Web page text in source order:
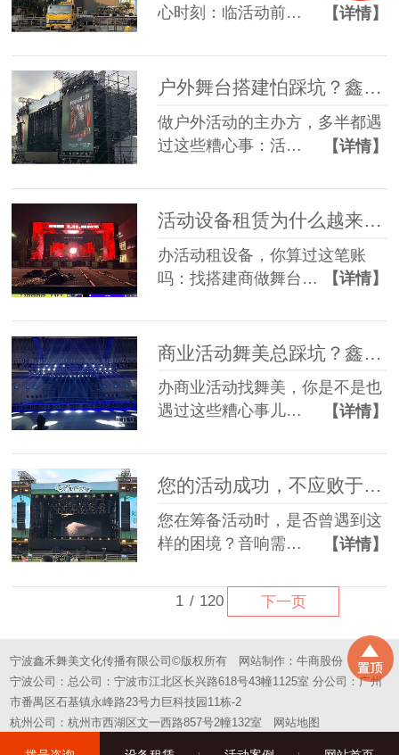
心时刻：临活动前…
【详情】
户外舞台搭建怕踩坑？鑫禾舞美给你稳稳的保障
做户外活动的主办方，多半都遇
过这些糟心事：活…
【详情】
活动设备租赁为什么越来越多人选一站式？
办活动租设备，你算过这笔账
吗：找搭建商做舞台…
【详情】
商业活动舞美总踩坑？鑫禾一站式方案帮您避坑
办商业活动找舞美，你是不是也
遇过这些糟心事儿…
【详情】
您的活动成功，不应败于“拼凑”的舞台——选择一站式，选择省心
您在筹备活动时，是否曾遇到这
样的困境？音响需…
【详情】
1 / 120 下一页
宁波鑫禾舞美文化传播有限公司©版权所有 网站制作：牛商股份
宁波公司：总公司：宁波市江北区长兴路618号43幢1125室 分公司：广州
市番禺区石基镇永峰路23号力巨科技园11栋-2
杭州公司：杭州市西湖区文一西路857号2幢132室
网站地图